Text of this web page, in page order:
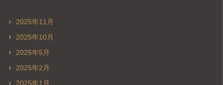
2025年11月
2025年10月
2025年5月
2025年2月
2025年1月